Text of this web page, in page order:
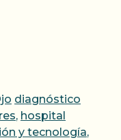
Etiquetas
diagnóstico
, hospital
y tecnología,